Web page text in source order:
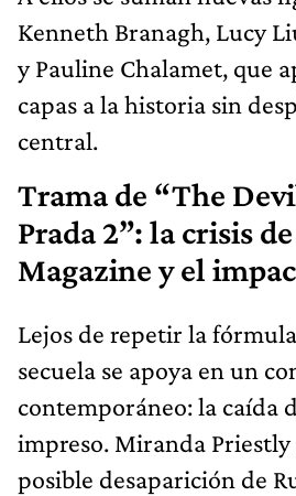
Kenneth Branagh, Lucy
y Pauline Chalamet, que
capas a la historia sin
central.
Trama de “The
Prada 2”: la crisis
Magazine y el
Lejos de repetir la
secuela se apoya en un
contemporáneo: la caída
impreso. Miranda
posible desaparición de